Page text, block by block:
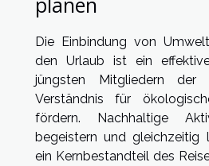
Die Einbindung von
den Urlaub ist ein
jüngsten Mitgliedern der
Verständnis für
fördern. Nachhaltige
begeistern und gleichzeitig
ein Kernbestandteil des